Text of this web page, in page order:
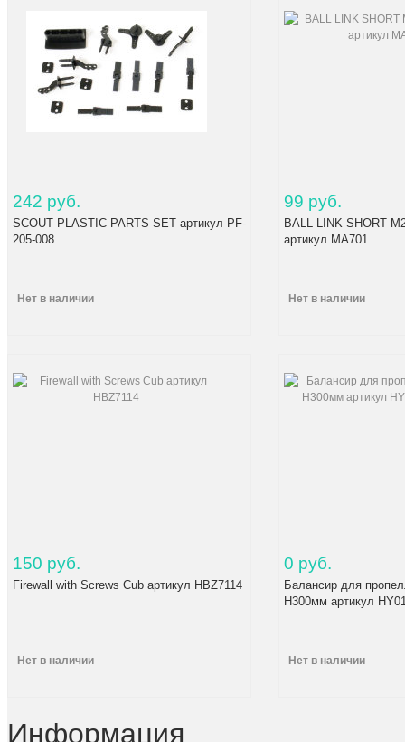
242 руб.
SCOUT PLASTIC PARTS SET артикул PF-
205-008
Нет в наличии
99 руб.
BALL LINK SHORT
артикул MA701
Нет в наличии
150 руб.
Firewall with Screws Cub артикул HBZ7114
Нет в наличии
0 руб.
Балансир для
H300мм артикул
Нет в наличии
Информация